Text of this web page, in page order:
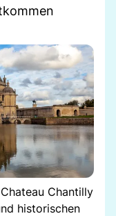
Chantilly
historischen